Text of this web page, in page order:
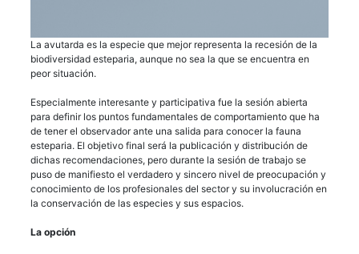
La avutarda es la especie que mejor representa la recesión de la
biodiversidad esteparia, aunque no sea la que se encuentra en
peor situación.
Especialmente interesante y participativa fue la sesión abierta
para definir los puntos fundamentales de comportamiento que ha
de tener el observador ante una salida para conocer la fauna
esteparia. El objetivo final será la publicación y distribución de
dichas recomendaciones, pero durante la sesión de trabajo se
puso de manifiesto el verdadero y sincero nivel de preocupación y
conocimiento de los profesionales del sector y su involucración en
la conservación de las especies y sus espacios.
La opción